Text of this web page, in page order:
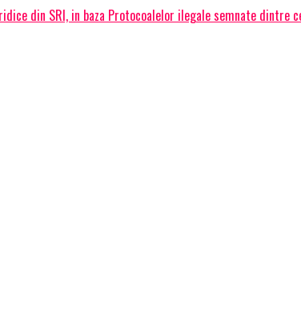
din SRI, in baza Protocoalelor ilegale semnate dintre